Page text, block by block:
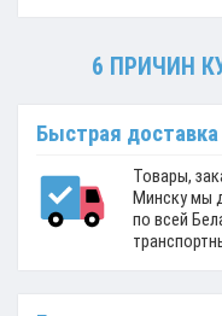
6 ПРИЧИН
Быстрая доставка
Товары,
Минску мы
по всей